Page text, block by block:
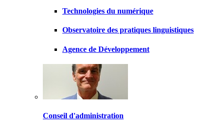
Technologies du numérique
Observatoire des pratiques linguistiques
Agence de Développement
Conseil d'administration